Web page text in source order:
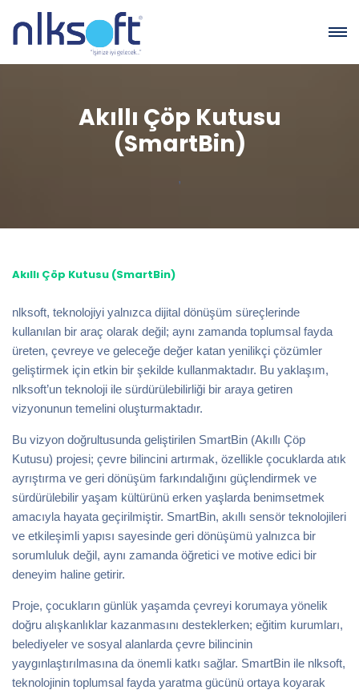
Akıllı Çöp Kutusu
(SmartBin)
,
Akıllı Çöp Kutusu (SmartBin)
nlksoft, teknolojiyi yalnızca dijital dönüşüm süreçlerinde
kullanılan bir araç olarak değil; aynı zamanda toplumsal fayda
üreten, çevreye ve geleceğe değer katan yenilikçi çözümler
geliştirmek için etkin bir şekilde kullanmaktadır. Bu yaklaşım,
nlksoft’un teknoloji ile sürdürülebilirliği bir araya getiren
vizyonunun temelini oluşturmaktadır.
Bu vizyon doğrultusunda geliştirilen SmartBin (Akıllı Çöp
Kutusu) projesi; çevre bilincini artırmak, özellikle çocuklarda atık
ayrıştırma ve geri dönüşüm farkındalığını güçlendirmek ve
sürdürülebilir yaşam kültürünü erken yaşlarda benimsetmek
amacıyla hayata geçirilmiştir. SmartBin, akıllı sensör teknolojileri
ve etkileşimli yapısı sayesinde geri dönüşümü yalnızca bir
sorumluluk değil, aynı zamanda öğretici ve motive edici bir
deneyim haline getirir.
Proje, çocukların günlük yaşamda çevreyi korumaya yönelik
doğru alışkanlıklar kazanmasını desteklerken; eğitim kurumları,
belediyeler ve sosyal alanlarda çevre bilincinin
yaygınlaştırılmasına da önemli katkı sağlar. SmartBin ile nlksoft,
teknolojinin toplumsal fayda yaratma gücünü ortaya koyarak